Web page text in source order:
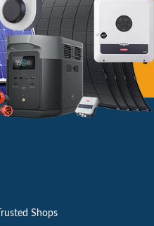
Trusted Shops